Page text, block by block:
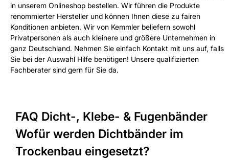
in unserem Onlineshop bestellen. Wir führen die Produkte
renommierter Hersteller und können Ihnen diese zu fairen
Konditionen anbieten. Wir von Kemmler beliefern sowohl
Privatpersonen als auch kleinere und größere Unternehmen in
ganz Deutschland. Nehmen Sie einfach Kontakt mit uns auf, falls
Sie bei der Auswahl Hilfe benötigen! Unsere qualifizierten
Fachberater sind gern für Sie da.
FAQ Dicht-, Klebe- & Fugenbänder
Wofür werden Dichtbänder im
Trockenbau eingesetzt?